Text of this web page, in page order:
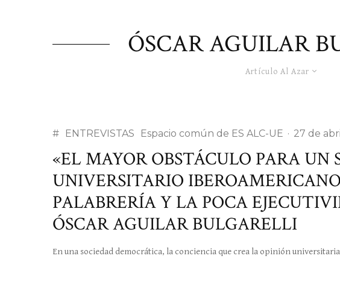
ÓSCAR AGUILAR
Artículo Al Azar
# ENTREVISTAS Espacio común de ES ALC-UE · 27 de
«EL MAYOR OBSTÁCULO PARA UN
UNIVERSITARIO
PALABRERÍA Y LA POCA
ÓSCAR AGUILAR BULGARELLI
En una sociedad democrática, la conciencia que crea la opinión